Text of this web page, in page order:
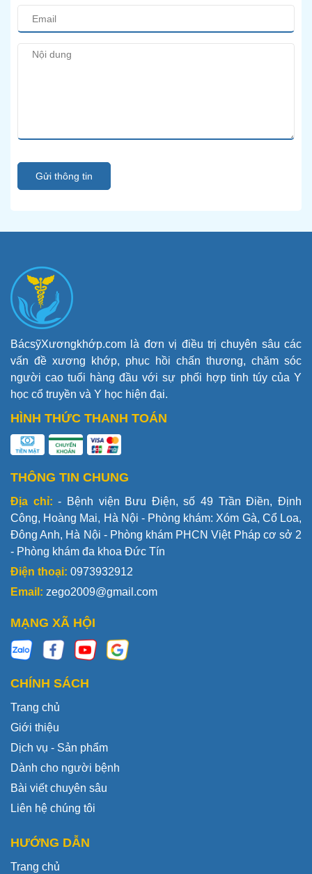
Gửi thông tin
BácsỹXươngkhớp.com là đơn vị điều trị chuyên sâu các
vấn đề xương khớp, phục hồi chấn thương, chăm sóc
người cao tuổi hàng đầu với sự phối hợp tinh túy của Y
học cổ truyền và Y học hiện đại.
HÌNH THỨC THANH TOÁN
THÔNG TIN CHUNG
Địa chỉ:- Bệnh viện Bưu Điện, số 49 Trần Điền, Định
Công, Hoàng Mai, Hà Nội - Phòng khám: Xóm Gà, Cổ Loa,
Đông Anh, Hà Nội - Phòng khám PHCN Việt Pháp cơ sở 2
- Phòng khám đa khoa Đức Tín
Điện thoại: 0973932912
Email: zego2009@gmail.com
MẠNG XÃ HỘI
CHÍNH SÁCH
Trang chủ
Giới thiệu
Dịch vụ - Sản phẩm
Dành cho người bệnh
Bài viết chuyên sâu
Liên hệ chúng tôi
HƯỚNG DẪN
Trang chủ